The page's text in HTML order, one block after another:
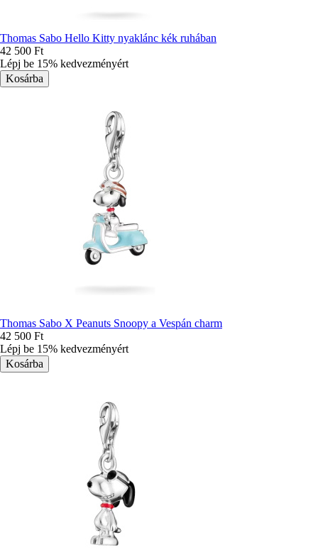
Thomas Sabo Hello Kitty nyaklánc kék ruhában
42 500 Ft
Lépj be 15% kedvezményért
Thomas Sabo X Peanuts Snoopy a Vespán charm
42 500 Ft
Lépj be 15% kedvezményért